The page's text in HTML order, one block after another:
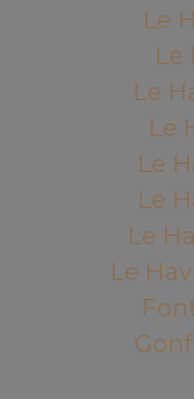
Le
Le
Le
Le
Le
Le
Le
Le